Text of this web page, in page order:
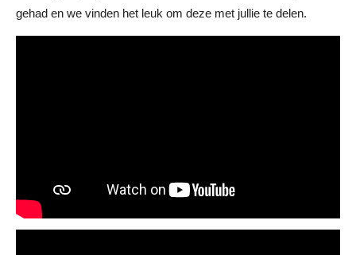
gehad en we vinden het leuk om deze met jullie te delen.